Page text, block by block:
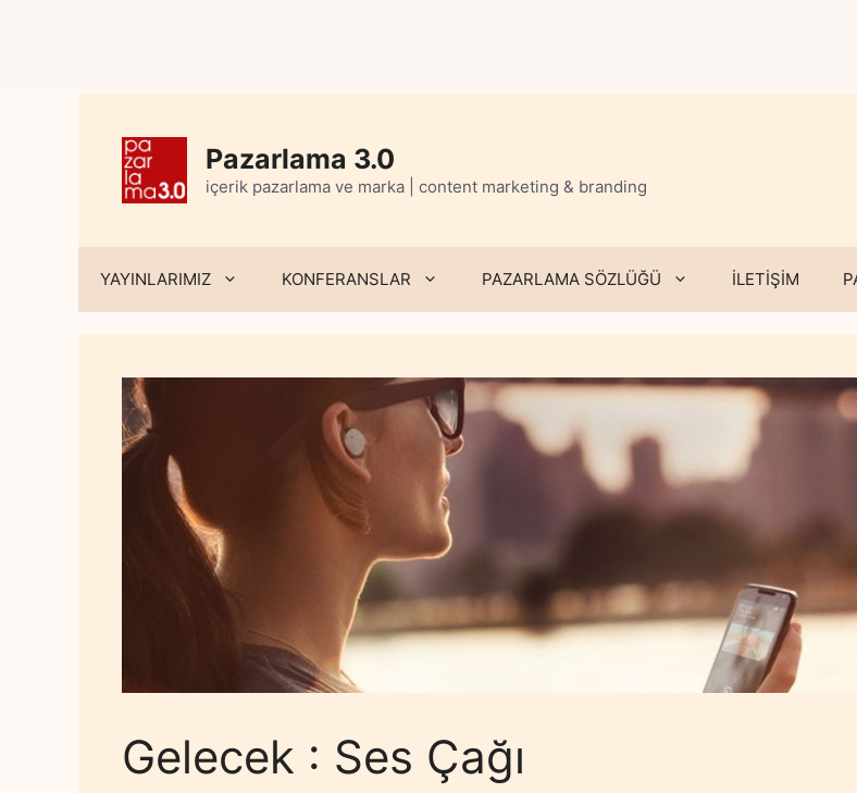
Pazarlama 3.0
içerik pazarlama ve marka | content marketing & branding
YAYINLARIMIZ KONFERANSLAR PAZARLAMA SÖZLÜĞÜ İLETİŞİM
Gelecek : Ses Çağı